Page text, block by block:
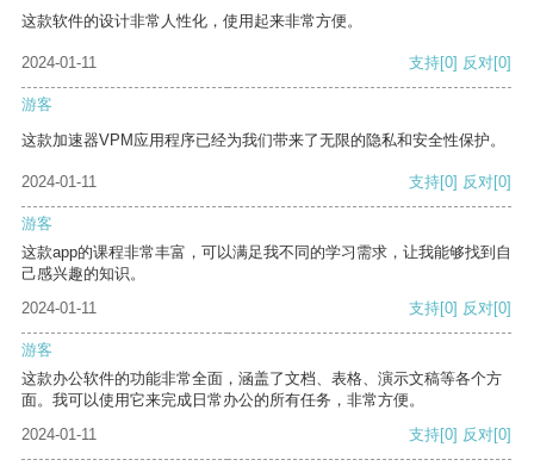
这款软件的设计非常人性化，使用起来非常方便。
2024-01-11 支持[0] 反对[0]
游客
这款加速器VPM应用程序已经为我们带来了无限的隐私和安全性保护。
2024-01-11 支持[0] 反对[0]
游客
这款app的课程非常丰富，可以满足我不同的学习需求，让我能够找到自
己感兴趣的知识。
2024-01-11
支持[0] 反对[0]
游客
这款办公软件的功能非常全面，涵盖了文档、表格、演示文稿等各个方
面。我可以使用它来完成日常办公的所有任务，非常方便。
2024-01-11
支持[0] 反对[0]